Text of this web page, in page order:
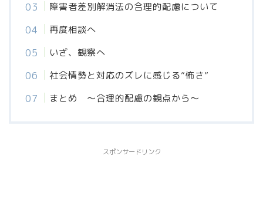
障害者差別解消法の合理的配慮について
再度相談へ
いざ、観察へ
社会情勢と対応のズレに感じる”怖さ”
まとめ 〜合理的配慮の観点から〜
スポンサードリンク